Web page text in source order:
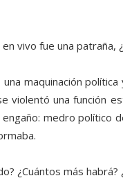
vivo fue una patraña,
maquinación
violentó una función
medro político
¿Cuántos más